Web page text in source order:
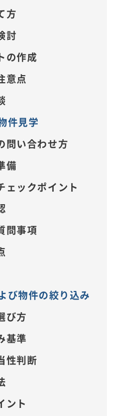
方
討
の作成
意点
件見学
問い合わせ方
備
ェックポイント
問事項
び物件の絞り込み
び方
基準
性判断
ント